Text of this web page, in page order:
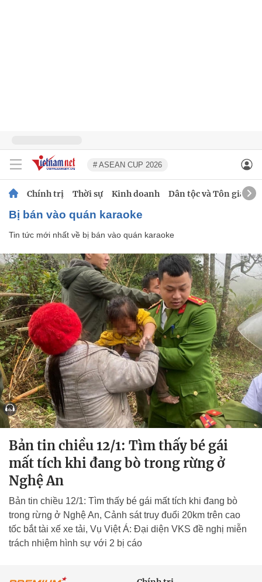
# ASEAN CUP 2026
Chính trị Thời sự Kinh doanh Dân tộc và Tôn giáo
bị bán vào quán karaoke
Tin tức mới nhất về bị bán vào quán karaoke
Bản tin chiều 12/1: Tìm thấy bé gái
mất tích khi đang bò trong rừng ở
Nghệ An
Bản tin chiều 12/1: Tìm thấy bé gái mất tích khi đang bò
trong rừng ở Nghệ An, Cảnh sát truy đuổi 20km trên cao
tốc bắt tài xế xe tải, Vụ Việt Á: Đại diện VKS đề nghị miễn
trách nhiệm hình sự với 2 bị cáo